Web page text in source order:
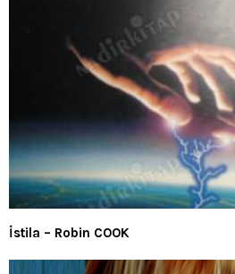
İstila – Robin COOK